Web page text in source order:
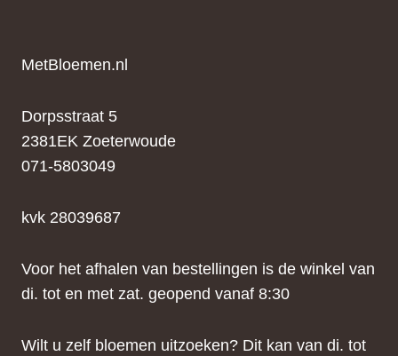
MetBloemen.nl
Dorpsstraat 5
2381EK Zoeterwoude
071-5803049
kvk 28039687
Voor het afhalen van bestellingen is de winkel van
di. tot en met zat. geopend vanaf 8:30
Wilt u zelf bloemen uitzoeken? Dit kan van di. tot